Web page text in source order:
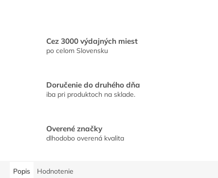
Cez 3000 výdajných miest
po celom Slovensku
Doručenie do druhého dňa
iba pri produktoch na sklade.
Overené značky
dlhodobo overená kvalita
Popis Hodnotenie